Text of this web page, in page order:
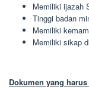
Memiliki ijazah
Tinggi badan
Memiliki
Memiliki sikap
Dokumen yang